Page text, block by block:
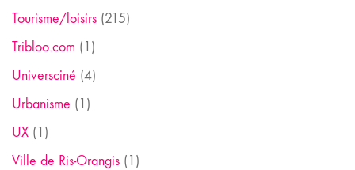
Tourisme/loisirs (215)
Tribloo.com (1)
Universciné (4)
Urbanisme (1)
UX (1)
Ville de Ris-Orangis (1)